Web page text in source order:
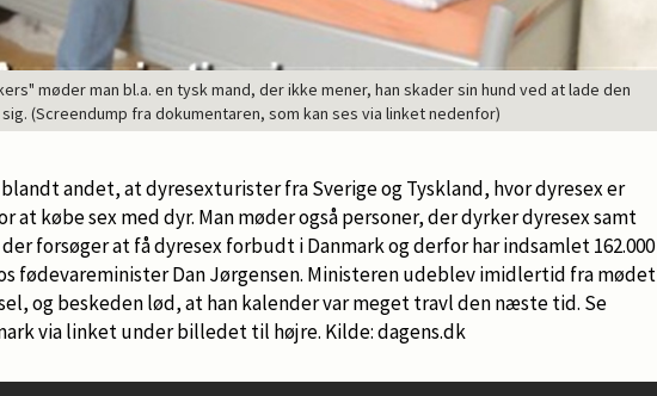
møder man bl.a. en tysk mand, der ikke mener, han skader sin hund ved at lade den
(Screendump fra dokumentaren, som kan ses via linket nedenfor)
andet, at dyresexturister fra Sverige og Tyskland, hvor dyresex er
at købe sex med dyr. Man møder også personer, der dyrker dyresex samt
forsøger at få dyresex forbudt i Danmark og derfor har indsamlet 162.000
fødevareminister Dan Jørgensen. Ministeren udeblev imidlertid fra mødet
og beskeden lød, at han kalender var meget travl den næste tid. Se
via linket under billedet til højre. Kilde: dagens.dk